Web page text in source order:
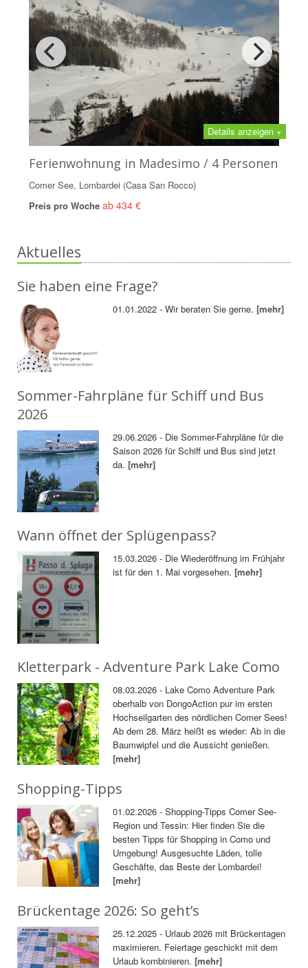
Details anzeigen +
Ferienwohnung in Madesimo / 4 Personen
Comer See, Lombardei (Casa San Rocco)
Preis pro Woche ab 434 €
Aktuelles
Sie haben eine Frage?
01.01.2022 - Wir beraten Sie gerne.[mehr]
Sommer-Fahrpläne für Schiff und Bus
2026
29.06.2026 - Die Sommer-Fahrpläne für die
Saison 2026 für Schiff und Bus sind jetzt
da.[mehr]
Wann öffnet der Splügenpass?
15.03.2026 - Die Wiederöffnung im Frühjahr
ist für den 1. Mai vorgesehen.[mehr]
Kletterpark - Adventure Park Lake Como
08.03.2026 - Lake Como Adventure Park
oberhalb von DongoAction pur im ersten
Hochseilgarten des nördlichen Comer Sees!
Ab dem 28. März heißt es wieder: Ab in die
Baumwipfel und die Aussicht genießen.
[mehr]
Shopping-Tipps
01.02.2026 - Shopping-Tipps Comer See-
Region und Tessin: Hier finden Sie die
besten Tipps für Shopping in Como und
Umgebung! Ausgesuchte Läden, tolle
Geschäfte, das Beste der Lombardei!
[mehr]
Brückentage 2026: So geht’s
25.12.2025 - Urlaub 2026 mit Brückentagen
maximieren. Feiertage geschickt mit dem
Urlaub kombinieren.[mehr]